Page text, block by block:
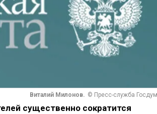
Виталий Милонов. © Пресс-служба
существенно сократится